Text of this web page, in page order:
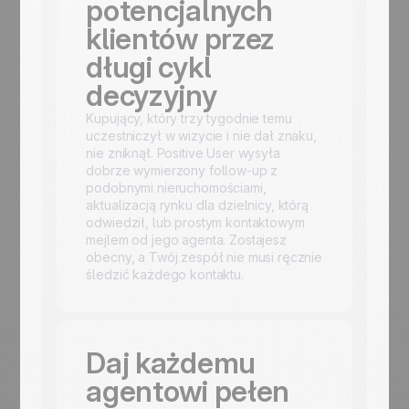
potencjalnych
klientów przez
długi cykl
decyzyjny
Kupujący, który trzy tygodnie temu
uczestniczył w wizycie i nie dał znaku,
nie zniknął. Positive User wysyła
dobrze wymierzony follow-up z
podobnymi nieruchomościami,
aktualizacją rynku dla dzielnicy, którą
odwiedził, lub prostym kontaktowym
mejlem od jego agenta. Zostajesz
obecny, a Twój zespół nie musi ręcznie
śledzić każdego kontaktu.
Daj każdemu
agentowi pełen